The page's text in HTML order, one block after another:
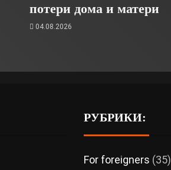
потери дома и матери
04.08.2026
РУБРИКИ:
For foreigners (35)